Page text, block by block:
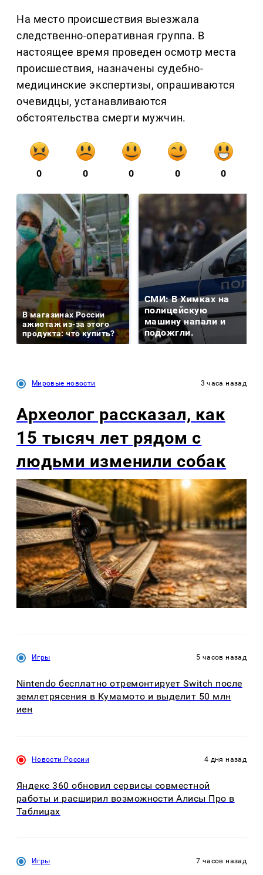
На место происшествия выезжала
следственно-оперативная группа. В
настоящее время проведен осмотр места
происшествия, назначены судебно-
медицинские экспертизы, опрашиваются
очевидцы, устанавливаются
обстоятельства смерти мужчин.
0 0 0 0 0
В магазинах России
ажиотаж из-за этого
продукта: что купить?
СМИ: В Химках на
полицейскую
машину напали и
подожгли.
Мировые новости 3 часа назад
Археолог рассказал, как
15 тысяч лет рядом с
людьми изменили собак
Игры 5 часов назад
Nintendo бесплатно отремонтирует Switch после
землетрясения в Кумамото и выделит 50 млн
иен
Новости России 4 дня назад
Яндекс 360 обновил сервисы совместной
работы и расширил возможности Алисы Про в
Таблицах
Игры 7 часов назад